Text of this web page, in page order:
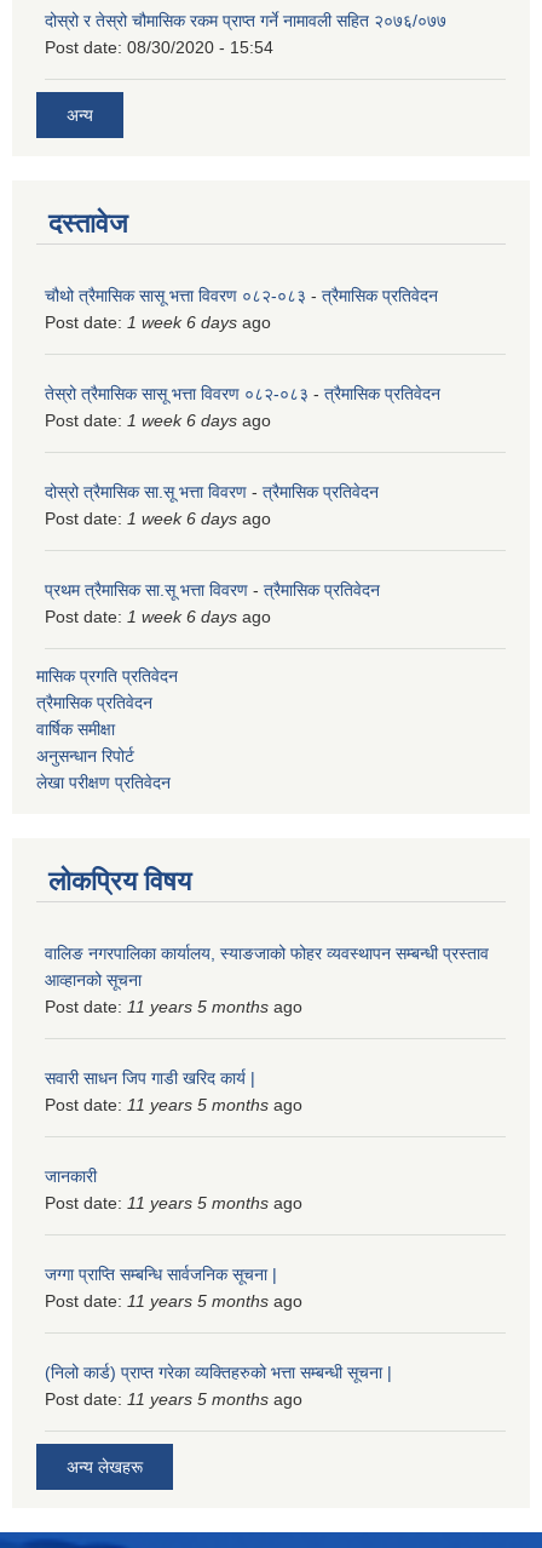
दोस्रो र तेस्रो चौमासिक रकम प्राप्त गर्ने नामावली सहित २०७६/०७७
Post date: 08/30/2020 - 15:54
अन्य
दस्तावेज
चौथो त्रैमासिक सासू भत्ता विवरण ०८२-०८३ - त्रैमासिक प्रतिवेदन
Post date: 1 week 6 days ago
तेस्रो त्रैमासिक सासू भत्ता विवरण ०८२-०८३ - त्रैमासिक प्रतिवेदन
Post date: 1 week 6 days ago
दोस्रो त्रैमासिक सा.सू भत्ता विवरण - त्रैमासिक प्रतिवेदन
Post date: 1 week 6 days ago
प्रथम त्रैमासिक सा.सू भत्ता विवरण - त्रैमासिक प्रतिवेदन
Post date: 1 week 6 days ago
मासिक प्रगति प्रतिवेदन
त्रैमासिक प्रतिवेदन
वार्षिक समीक्षा
अनुसन्धान रिपोर्ट
लेखा परीक्षण प्रतिवेदन
लोकप्रिय विषय
वालिङ नगरपालिका कार्यालय, स्याङजाको फोहर व्यवस्थापन सम्बन्धी प्रस्ताव
आव्हानको सूचना
Post date: 11 years 5 months ago
सवारी साधन जिप गाडी खरिद कार्य |
Post date: 11 years 5 months ago
जानकारी
Post date: 11 years 5 months ago
जग्गा प्राप्ति सम्बन्धि सार्वजनिक सूचना |
Post date: 11 years 5 months ago
(निलो कार्ड) प्राप्त गरेका व्यक्तिहरुको भत्ता सम्बन्धी सूचना |
Post date: 11 years 5 months ago
अन्य लेखहरू